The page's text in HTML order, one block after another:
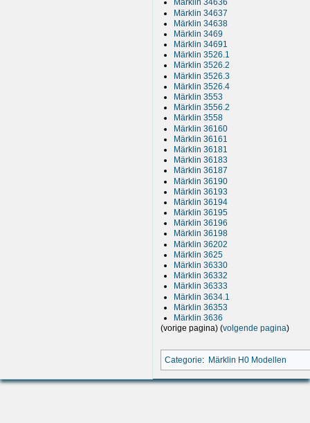
Märklin 34636
Märklin 34637
Märklin 34638
Märklin 3469
Märklin 34691
Märklin 3526.1
Märklin 3526.2
Märklin 3526.3
Märklin 3526.4
Märklin 3553
Märklin 3556.2
Märklin 3558
Märklin 36160
Märklin 36161
Märklin 36181
Märklin 36183
Märklin 36187
Märklin 36190
Märklin 36193
Märklin 36194
Märklin 36195
Märklin 36196
Märklin 36198
Märklin 36202
Märklin 3625
Märklin 36330
Märklin 36332
Märklin 36333
Märklin 3634.1
Märklin 36353
Märklin 3636
(vorige pagina) (volgende pagina)
Categorie: Märklin H0 Modellen